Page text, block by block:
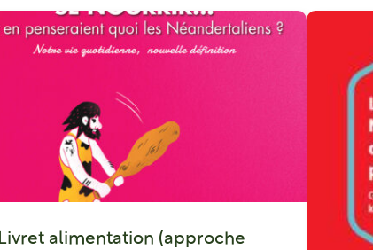
Livret alimentation (approche